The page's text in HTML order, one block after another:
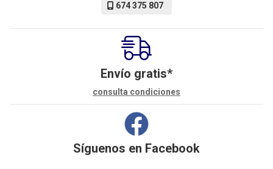
674 375 807
Envío gratis*
consulta condiciones
Síguenos en Facebook